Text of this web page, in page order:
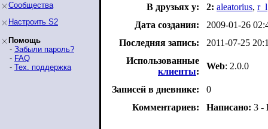
Сообщества
Настроить S2
Помощь
- Забыли пароль?
- FAQ
- Тех. поддержка
В друзьях у:
2: aleatorius, r_l
Дата создания:
2009-01-26
Последняя запись:
2011-07-25
Использованные
клиенты:
Web: 2.0.0
Записей в дневнике:
0
Комментариев:
Написано: 3 -